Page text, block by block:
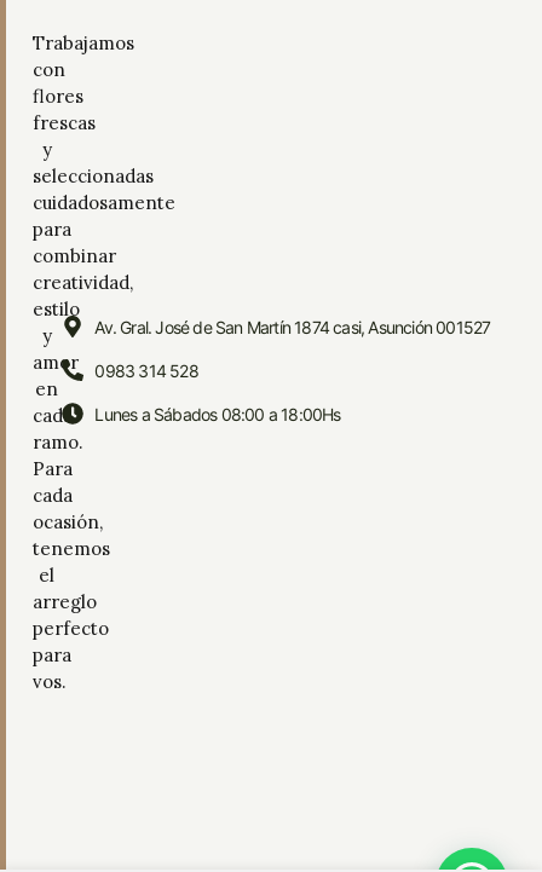
Trabajamos
con
flores
frescas
y
seleccionadas
cuidadosamente
para
combinar
creatividad,
estilo
y
amor
en
cada
ramo.
Para
cada
ocasión,
tenemos
el
arreglo
perfecto
para
vos.
Av. Gral. José de San Martín 1874 casi, Asunción 001527
0983 314 528
Lunes a Sábados 08:00 a 18:00Hs